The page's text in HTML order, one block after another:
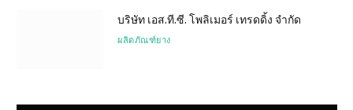
บริษัท เอส.ที.ซี. โพลิเมอร์ เทรดดิ้ง จำกัด
ผลิตภัณฑ์ยาง